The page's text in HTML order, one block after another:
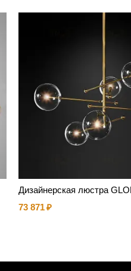
Дизайнерская люстра
73 871